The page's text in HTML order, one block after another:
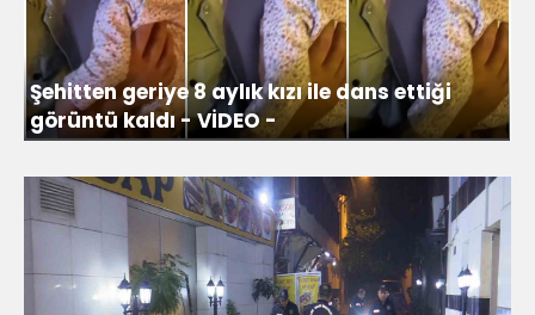
Şehitten geriye 8 aylık kızı ile dans ettiği
görüntü kaldı - VİDEO -